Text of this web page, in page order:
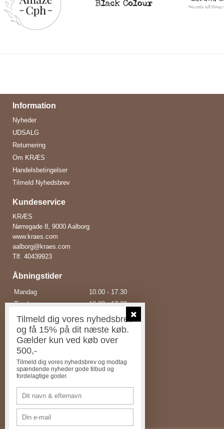
Tilmeld dig vores nyhedsbrev
og få 15% på dit næste køb.
Gælder kun ved køb over
500,-
Tilmeld dig vores nyhedsbrev og modtag
spændende nyheder gode tilbud og
fordelagtige goder.
Information
Nyheder
UDSALG
Returnering
Om KRÆS
Handelsbetingelser
Tilmeld Nyhedsbrev
Kundeservice
KRÆS
Nørregade 8, 9000 Aalborg
www.kraes.com
aalborg@kraes.com
Tlf.40439923
Åbningstider
Mandag
10.00 - 17.30
Tirsdag
10.00 - 17.30
Onsdag
10.00 - 17.30
Torsdag
10.00 - 17.30
Fredag
10.00 - 18.00
Lørdag
Søndag
Lukket
Facebook
Instagram